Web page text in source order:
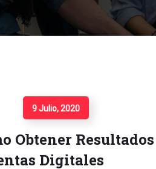
9 Julio, 2020
Obtener Resultados
Digitales